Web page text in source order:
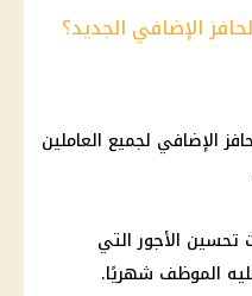
الإضافي الجديد؟
الإضافي لجميع العاملين
تحسين الأجور التي
الموظف شهريًا.